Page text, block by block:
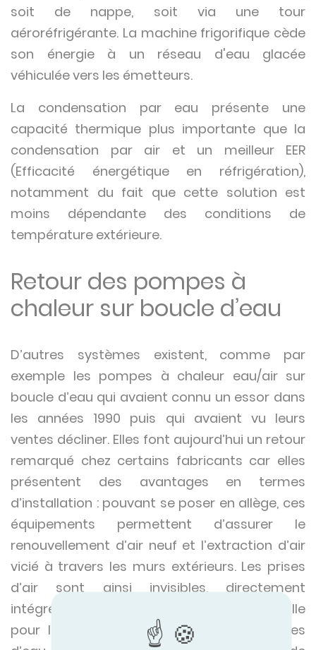
soit de nappe, soit via une tour
aéroréfrigérante. La machine frigorifique cède
son énergie à un réseau d'eau glacée
véhiculée vers les émetteurs.
La condensation par eau présente une
capacité thermique plus importante que la
condensation par air et un meilleur EER
(Efficacité énergétique en réfrigération),
notamment du fait que cette solution est
moins dépendante des conditions de
température extérieure.
Retour des pompes à
chaleur sur boucle d’eau
D’autres systèmes existent, comme par
exemple les pompes à chaleur eau/air sur
boucle d’eau qui avaient connu un essor dans
les années 1990 puis qui avaient vu leurs
ventes décliner. Elles font aujourd’hui un retour
remarqué chez certains fabricants car elles
présentent des avantages en termes
d’installation : pouvant se poser en allège, ces
équipements permettent d’assurer le
renouvellement d’air neuf et l’extraction d’air
vicié à travers les murs extérieurs. Les prises
d’air sont ainsi invisibles, directement
intégrées dans les façades. Un atout de taille
pour les projets de rénovation, les groupes